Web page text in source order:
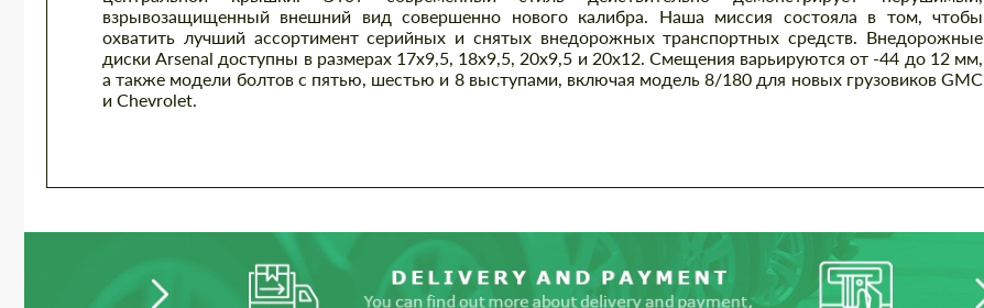
взрывозащищенный внешний вид совершенно нового калибра. Наша миссия состояла в том, чтобы
охватить лучший ассортимент серийных и снятых внедорожных транспортных средств. Внедорожные
диски Arsenal доступны в размерах 17x9,5, 18x9,5, 20x9,5 и 20x12. Смещения варьируются от -44 до 12 мм,
а также модели болтов с пятью, шестью и 8 выступами, включая модель 8/180 для новых грузовиков GMC
и Chevrolet.